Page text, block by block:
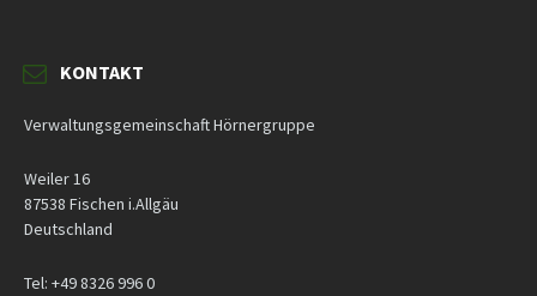
KONTAKT
Verwaltungsgemeinschaft Hörnergruppe
Weiler 16
87538 Fischen i.Allgäu
Deutschland
Tel: +49 8326 996 0